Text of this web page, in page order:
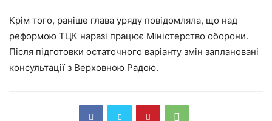
Крім того, раніше глава уряду повідомляла, що над
реформою ТЦК наразі працює Міністерство оборони.
Після підготовки остаточного варіанту змін заплановані
консультації з Верховною Радою.